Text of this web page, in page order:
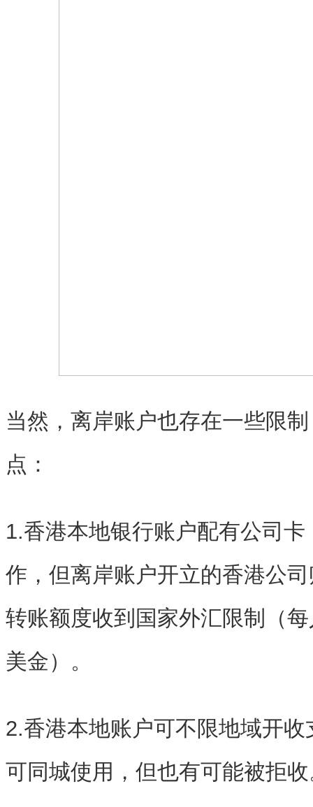
当然，离岸账户也存在一些限
点：
1.香港本地银行账户配有公司
作，但离岸账户开立的香港公
转账额度收到国家外汇限制（
美金）。
2.香港本地账户可不限地域开
可同城使用，但也有可能被拒